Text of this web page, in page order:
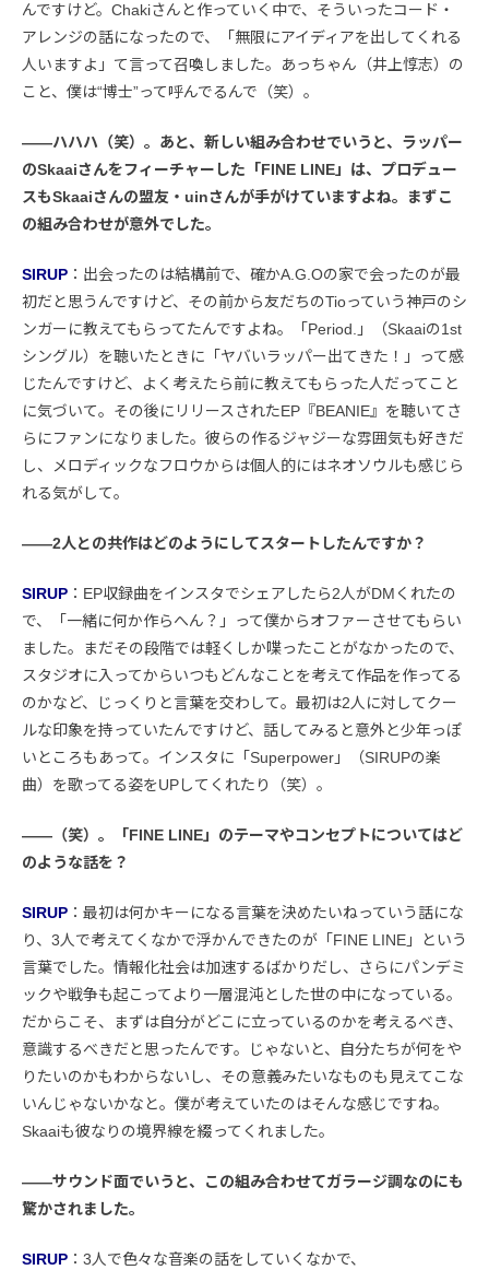
んですけど。Chakiさんと作っていく中で、そういったコード・
アレンジの話になったので、「無限にアイディアを出してくれる
人いますよ」て言って召喚しました。あっちゃん（井上惇志）の
こと、僕は“博士”って呼んでるんで（笑）。
――ハハハ（笑）。あと、新しい組み合わせでいうと、ラッパー
のSkaaiさんをフィーチャーした「FINE LINE」は、プロデュー
スもSkaaiさんの盟友・uinさんが手がけていますよね。まずこ
の組み合わせが意外でした。
SIRUP ：出会ったのは結構前で、確かA.G.Oの家で会ったのが最
初だと思うんですけど、その前から友だちのTioっていう神戸のシ
ンガーに教えてもらってたんですよね。「Period.」（Skaaiの1st
シングル）を聴いたときに「ヤバいラッパー出てきた！」って感
じたんですけど、よく考えたら前に教えてもらった人だってこと
に気づいて。その後にリリースされたEP『BEANIE』を聴いてさ
らにファンになりました。彼らの作るジャジーな雰囲気も好きだ
し、メロディックなフロウからは個人的にはネオソウルも感じら
れる気がして。
――2人との共作はどのようにしてスタートしたんですか？
SIRUP ：EP収録曲をインスタでシェアしたら2人がDMくれたの
で、「一緒に何か作らへん？」って僕からオファーさせてもらい
ました。まだその段階では軽くしか喋ったことがなかったので、
スタジオに入ってからいつもどんなことを考えて作品を作ってる
のかなど、じっくりと言葉を交わして。最初は2人に対してクー
ルな印象を持っていたんですけど、話してみると意外と少年っぽ
いところもあって。インスタに「Superpower」（SIRUPの楽
曲）を歌ってる姿をUPしてくれたり（笑）。
――（笑）。「FINE LINE」のテーマやコンセプトについてはど
のような話を？
SIRUP ：最初は何かキーになる言葉を決めたいねっていう話にな
り、3人で考えてくなかで浮かんできたのが「FINE LINE」という
言葉でした。情報化社会は加速するばかりだし、さらにパンデミ
ックや戦争も起こってより一層混沌とした世の中になっている。
だからこそ、まずは自分がどこに立っているのかを考えるべき、
意識するべきだと思ったんです。じゃないと、自分たちが何をや
りたいのかもわからないし、その意義みたいなものも見えてこな
いんじゃないかなと。僕が考えていたのはそんな感じですね。
Skaaiも彼なりの境界線を綴ってくれました。
――サウンド面でいうと、この組み合わせてガラージ調なのにも
驚かされました。
SIRUP ：3人で色々な音楽の話をしていくなかで、